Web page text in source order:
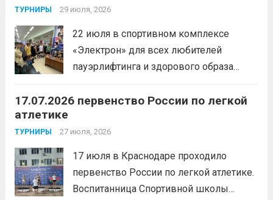
ТУРНИРЫ 29 июля, 2026
22 июля в спортивном комплексе
«Электрон» для всех любителей
пауэрлифтинга и здорового образа
с Анитой Андрюковой — мастером
победительницей первенства
воспринимается как спорт для
избранных, требующий исключительно
17.07.2026 первенство России по легкой
атлетике
ТУРНИРЫ 27 июля, 2026
17 июля в Краснодаре проходило
первенство России по легкой атлетике.
Воспитанница Спортивной школы